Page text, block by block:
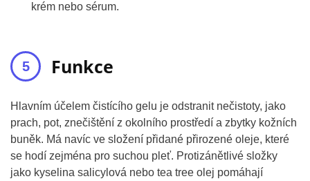
krém nebo sérum.
Funkce
Hlavním účelem čistícího gelu je odstranit nečistoty, jako
prach, pot, znečištění z okolního prostředí a zbytky kožních
buněk. Má navíc ve složení přidané přirozené oleje, které
se hodí zejména pro suchou pleť. Protizánětlivé složky
jako kyselina salicylová nebo tea tree olej pomáhají